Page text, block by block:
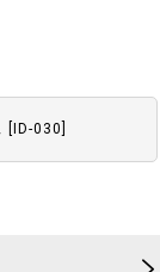
ID-030